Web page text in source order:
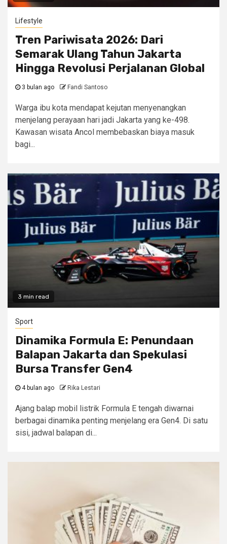
Lifestyle
Tren Pariwisata 2026: Dari
Semarak Ulang Tahun Jakarta
Hingga Revolusi Perjalanan Global
3 bulan ago Fandi Santoso
Warga ibu kota mendapat kejutan menyenangkan
menjelang perayaan hari jadi Jakarta yang ke-498.
Kawasan wisata Ancol membebaskan biaya masuk
bagi...
3 min read
Sport
Dinamika Formula E: Penundaan
Balapan Jakarta dan Spekulasi
Bursa Transfer Gen4
4 bulan ago Rika Lestari
Ajang balap mobil listrik Formula E tengah diwarnai
berbagai dinamika penting menjelang era Gen4. Di satu
sisi, jadwal balapan di...